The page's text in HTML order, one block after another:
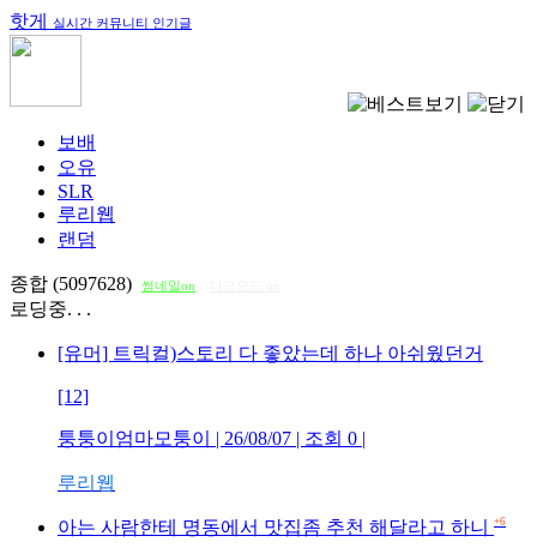
핫게 실시간 커뮤니티 인기글
보배
오유
SLR
루리웹
랜덤
종합 (5097628) 썸네일on
로딩중. . .
[유머] 트릭컬)스토리 다 좋았는데 하나 아쉬웠던거
[12]
퉁퉁이엄마모퉁이 | 26/08/07 | 조회 0 |
루리웹
아는 사람한테 명동에서 맛집좀 추천 해달라고 하니 +6